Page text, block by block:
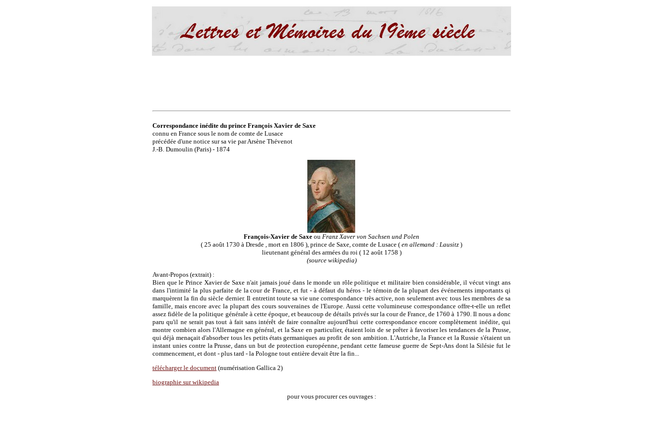
Correspondance inédite du prince François Xavier de Saxe
connu en France sous le nom de comte de Lusace
précédée d'une notice sur sa vie par Arsène Thévenot
J.-B. Dumoulin (Paris) - 1874
François-Xavier de Saxe ou Franz Xaver von Sachsen und Polen
( 25 août 1730 à Dresde , mort en 1806 ), prince de Saxe, comte de Lusace ( en allemand : Lausitz )
lieutenant général des armées du roi ( 12 août 1758 )
(source wikipedia)
Avant-Propos (extrait) :
Bien que le Prince Xavier de Saxe n'ait jamais joué dans le monde un rôle politique et militaire bien considérable, il vécut vingt ans
dans l'intimité la plus parfaite de la cour de France, et fut - à défaut du héros - le témoin de la plupart des événements importants qi
marquèrent la fin du siècle dernier. Il entretint toute sa vie une correspondance très active, non seulement avec tous les membres de sa
famille, mais encore avec la plupart des cours souveraines de l'Europe. Aussi cette volumineuse correspondance offre-t-elle un reflet
assez fidèle de la politique générale à cette époque, et beaucoup de détails privés sur la cour de France, de 1760 à 1790. Il nous a donc
paru qu'il ne serait pas tout à fait sans intérêt de faire connaître aujourd'hui cette correspondance encore complètement inédite, qui
montre combien alors l'Allemagne en général, et la Saxe en particulier, étaient loin de se prêter à favoriser les tendances de la Prusse,
qui déjà menaçait d'absorber tous les petits états germaniques au profit de son ambition. L'Autriche, la France et la Russie s'étaient un
instant unies contre la Prusse, dans un but de protection européenne, pendant cette fameuse guerre de Sept-Ans dont la Silésie fut le
commencement, et dont - plus tard - la Pologne tout entière devait être la fin...
télécharger le document (numérisation Gallica 2)
biographie sur wikipedia
pour vous procurer ces ouvrages :